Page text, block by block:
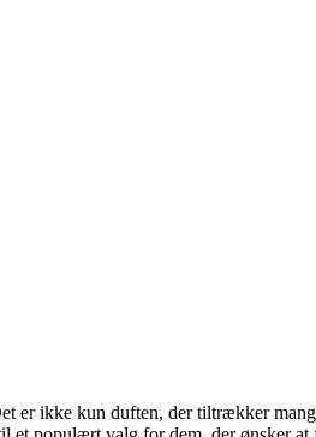
er ikke kun duften, der tiltrækker